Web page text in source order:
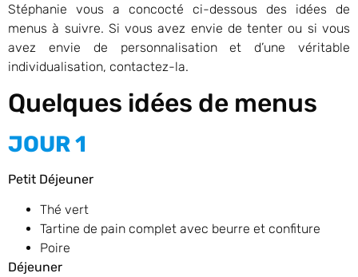
Stéphanie vous a concocté ci-dessous des idées de
menus à suivre. Si vous avez envie de tenter ou si vous
avez envie de personnalisation et d’une véritable
individualisation, contactez-la.
Quelques idées de menus
JOUR 1
Petit Déjeuner
Thé vert
Tartine de pain complet avec beurre et confiture
Poire
Déjeuner